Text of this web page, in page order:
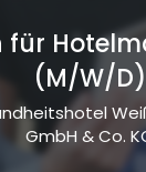
für
(M/W/D)
GmbH & Co.